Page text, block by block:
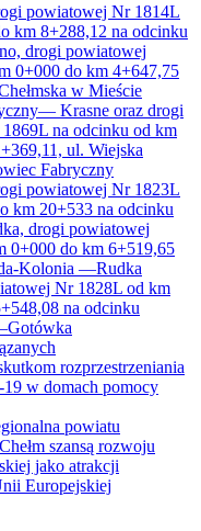
powiatowej Nr 1814L
km 8+288,12 na odcinku
drogi powiatowej
0+000 do km 4+647,75
w Mieście
Krasne oraz drogi
na odcinku od km
ul. Wiejska
Fabryczny
powiatowej Nr 1823L
km 20+533 na odcinku
drogi powiatowej
0+000 do km 6+519,65
Kolonia —Rudka
Nr 1828L od km
na odcinku
rozprzestrzeniania
w domach pomocy
powiatu
szansą rozwoju
jako atrakcji
Europejskiej